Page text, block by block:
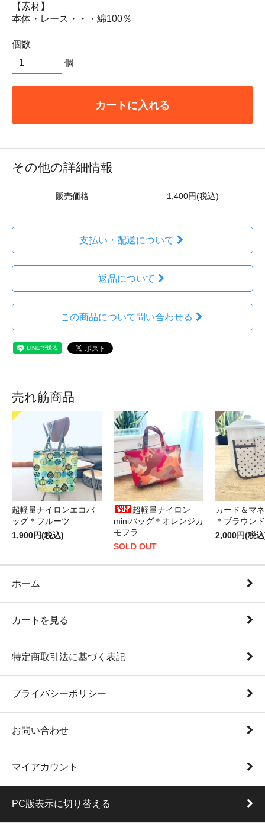
【素材】
本体・レース・・・綿100％
個数
個
カートに入れる
その他の詳細情報
販売価格 1,400円(税込)
支払い・配送について
返品について
この商品について問い合わせる
売れ筋商品
超軽量ナイロンエコバ
ッグ＊フルーツ
1,900円(税込)
超軽量ナイロン
miniバッグ＊オレンジカ
モフラ
SOLD OUT
カード＆マ
＊ブラウン
2,000円(税
ホーム
カートを見る
特定商取引法に基づく表記
プライバシーポリシー
お問い合わせ
マイアカウント
PC版表示に切り替える